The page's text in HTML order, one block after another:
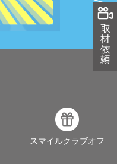
スマイルクラブオフ